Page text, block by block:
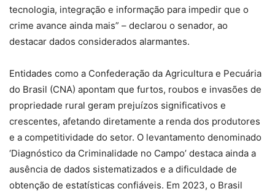
tecnologia, integração e informação para impedir que o
crime avance ainda mais” – declarou o senador, ao
destacar dados considerados alarmantes.
Entidades como a Confederação da Agricultura e Pecuária
do Brasil (CNA) apontam que furtos, roubos e invasões de
propriedade rural geram prejuízos significativos e
crescentes, afetando diretamente a renda dos produtores
e a competitividade do setor. O levantamento denominado
‘Diagnóstico da Criminalidade no Campo’ destaca ainda a
ausência de dados sistematizados e a dificuldade de
obtenção de estatísticas confiáveis. Em 2023, o Brasil